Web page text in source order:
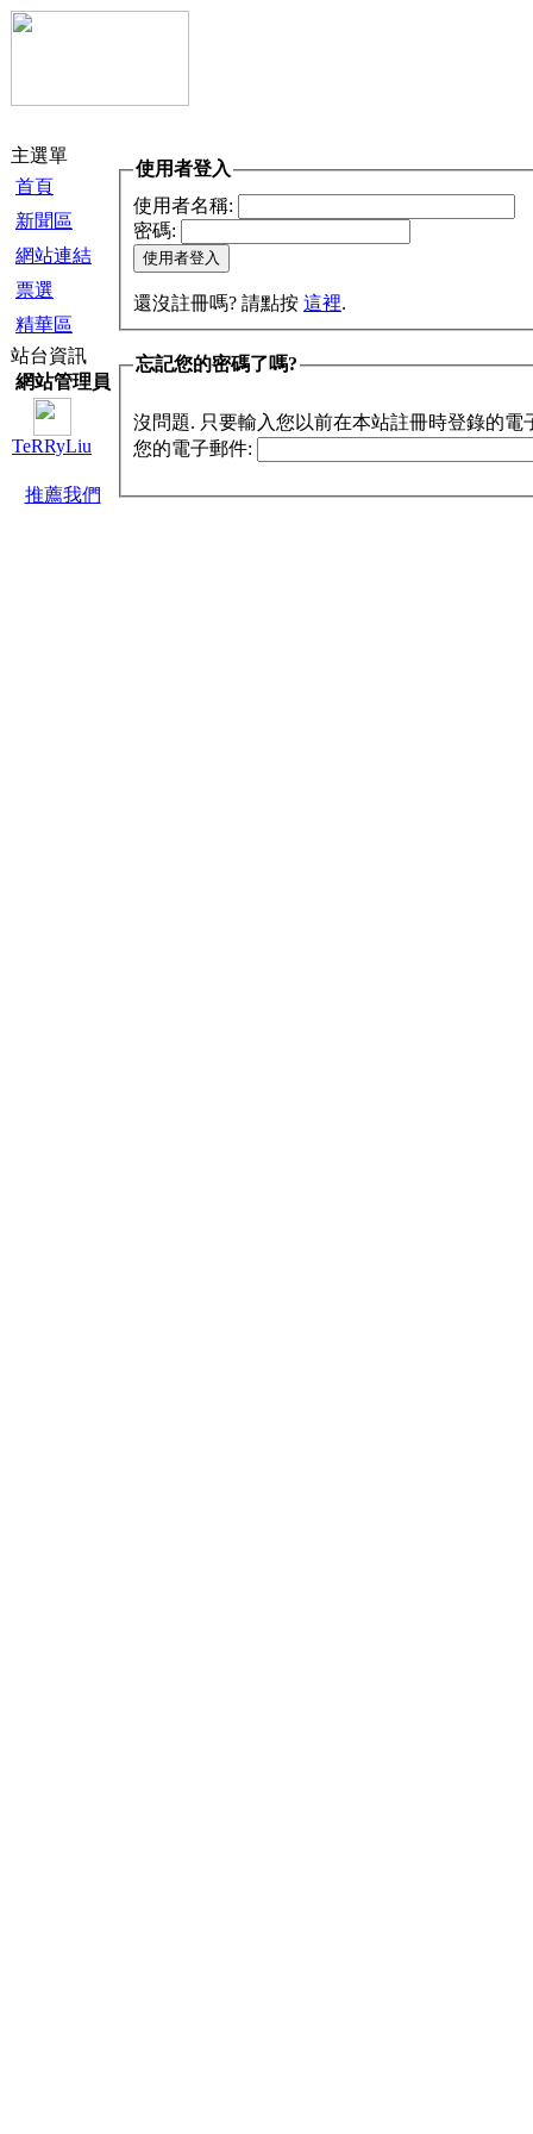
主選單
首頁
新聞區
網站連結
票選
精華區
站台資訊
網站管理員
TeRRyLiu
推薦我們
使用者登入
使用者名稱:
密碼:
還沒註冊嗎? 請點按 這裡.
忘記您的密碼了嗎?
沒問題. 只要輸入您以前在本站註冊時登錄的電
您的電子郵件: